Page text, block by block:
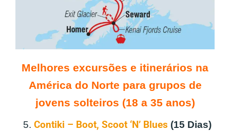
Melhores excursões e itinerários na
América do Norte para grupos de
jovens solteiros (18 a 35 anos)
5. Contiki – Boot, Scoot ‘N’ Blues (15 Dias)